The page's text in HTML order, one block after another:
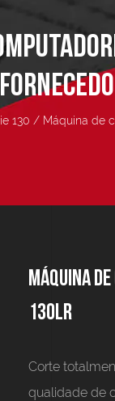
130 / Máquina de
Máquina
130LR
Corte
qualidade de